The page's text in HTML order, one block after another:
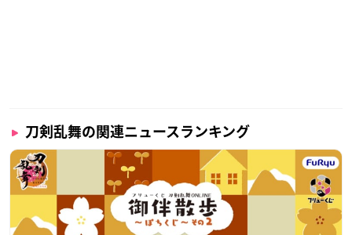
刀剣乱舞の関連ニュースランキング